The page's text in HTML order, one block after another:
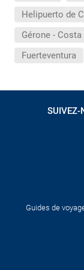
Helipuerto de
Gérone - Costa
Fuerteventura
SUIVEZ-
Guides de